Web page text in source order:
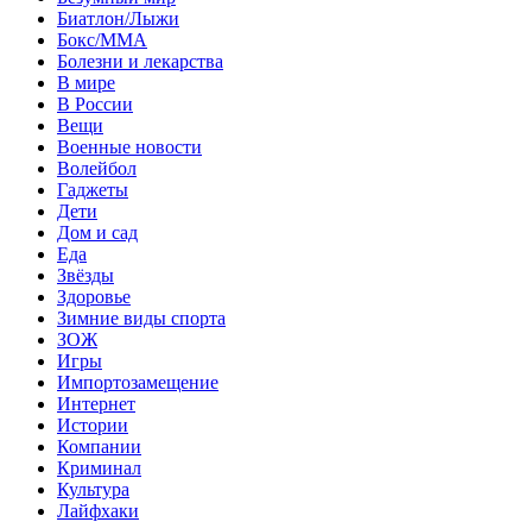
Биатлон/Лыжи
Бокс/MMA
Болезни и лекарства
В мире
В России
Вещи
Военные новости
Волейбол
Гаджеты
Дети
Дом и сад
Еда
Звёзды
Здоровье
Зимние виды спорта
ЗОЖ
Игры
Импортозамещение
Интернет
Истории
Компании
Криминал
Культура
Лайфхаки